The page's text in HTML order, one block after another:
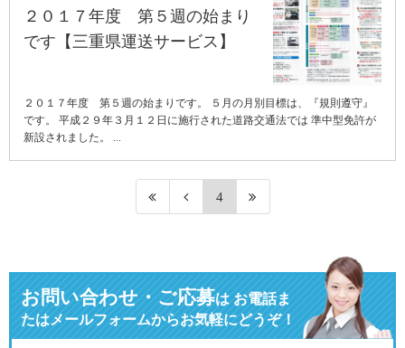
２０１７年度 第５週の始まり
です【三重県運送サービス】
２０１７年度 第５週の始まりです。 ５月の月別目標は、『規則遵守』
です。 平成２９年３月１２日に施行された道路交通法では 準中型免許が
新設されました。 ...
4
お問い合わせ・ご応募はお電話ま
たはメールフォームからお気軽にどうぞ！